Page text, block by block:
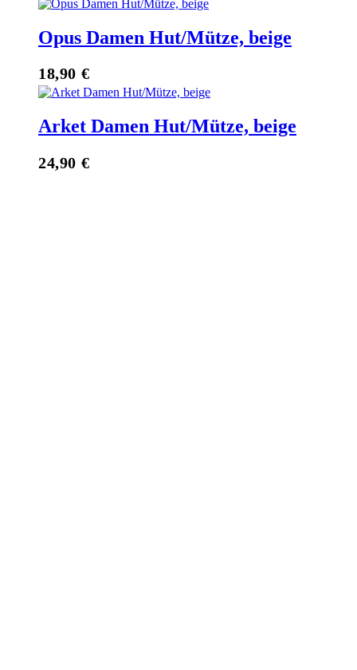
Opus Damen Hut/Mütze, beige
18,90 €
Arket Damen Hut/Mütze, beige
24,90 €